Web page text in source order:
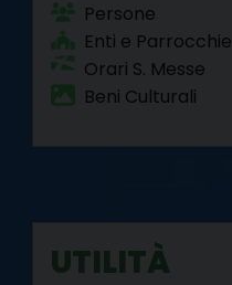
Persone
Enti e Parrocchie
Orari S. Messe
Beni Culturali
UTILITÀ